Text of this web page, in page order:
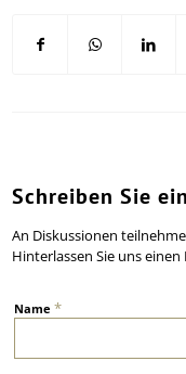
Schreiben Sie
An Diskussionen
Hinterlassen Sie uns
Name*